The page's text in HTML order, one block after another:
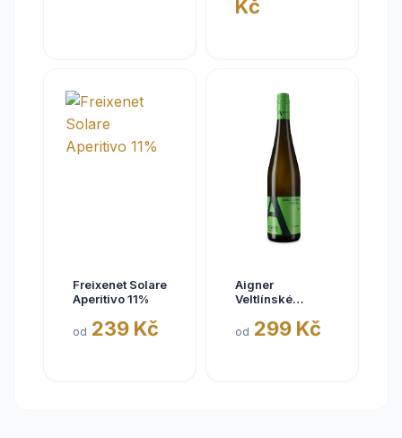
Kč
Freixenet Solare
Aperitivo 11%
od 239 Kč
Aigner
Veltlínské
2025
od 299 Kč